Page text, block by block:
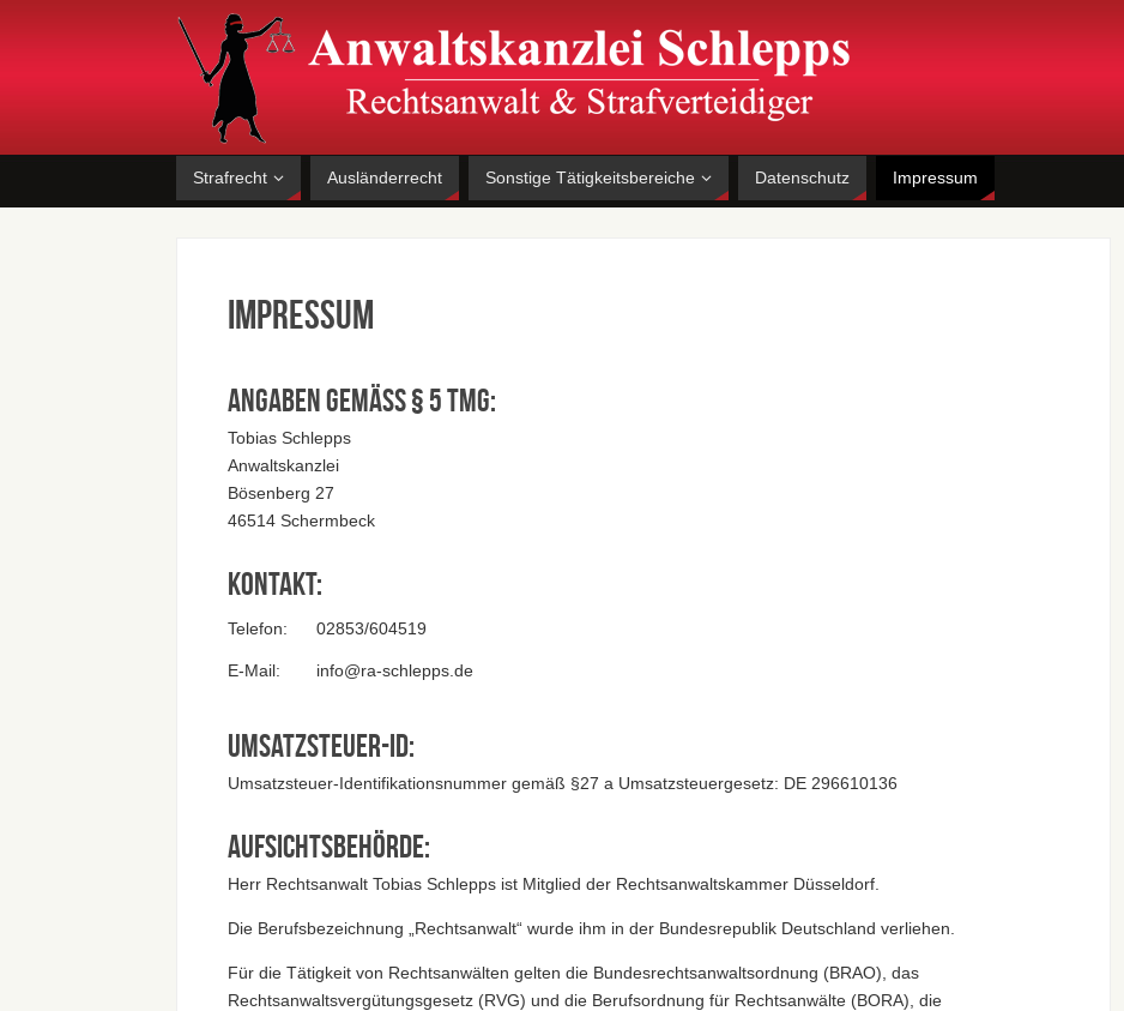
Strafrecht Ausländerrecht Sonstige Tätigkeitsbereiche Datenschutz Impressum
Impressum
Angaben gemäß § 5 TMG:
Tobias Schlepps
Anwaltskanzlei
Bösenberg 27
46514 Schermbeck
Kontakt:
Telefon: 02853/604519
E-Mail: info@ra-schlepps.de
Umsatzsteuer-ID:
Umsatzsteuer-Identifikationsnummer gemäß §27 a Umsatzsteuergesetz: DE 296610136
Aufsichtsbehörde:
Herr Rechtsanwalt Tobias Schlepps ist Mitglied der Rechtsanwaltskammer Düsseldorf.
Die Berufsbezeichnung „Rechtsanwalt“ wurde ihm in der Bundesrepublik Deutschland verliehen.
Für die Tätigkeit von Rechtsanwälten gelten die Bundesrechtsanwaltsordnung (BRAO), das
Rechtsanwaltsvergütungsgesetz (RVG) und die Berufsordnung für Rechtsanwälte (BORA), die